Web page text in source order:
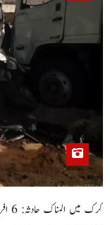
کرک میں المناک حادثہ: 6 افراد جاں بحق، متعدد زخمی